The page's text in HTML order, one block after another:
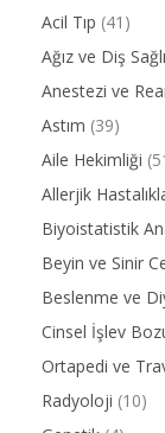
Acil Tıp (41)
Ağız ve Diş
Anestezi ve
Astım (39)
Aile Hekimliği
Allerjik
Biyoistatistik
Beyin ve Sinir
Beslenme ve
Cinsel İşlev
Ortapedi ve
Radyoloji (10)